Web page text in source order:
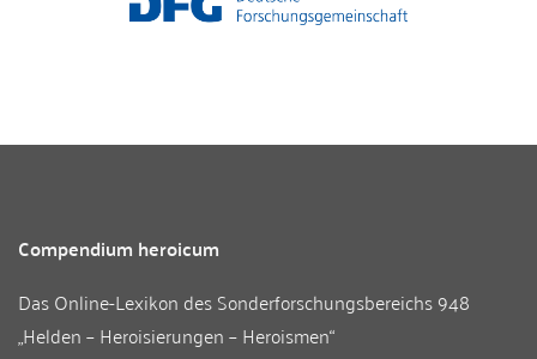
Compendium heroicum
Das Online-Lexikon desSonderforschungsbereichs 948
„Helden – Heroisierungen – Heroismen“